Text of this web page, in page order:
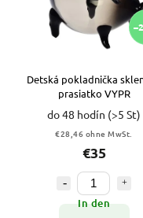
Detská pokladnička
prasiatko VYPR
do 48 hodín (>5 St)
€28,46 ohne MwSt.
€35
In den